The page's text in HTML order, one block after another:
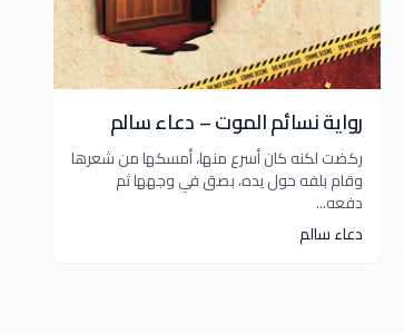
رواية نسائم الموت – دعاء سالم
ركضت لكنه كان أسرع منها، أمسكها من شعرها
وقام بلفه حول يده، بصق في وجهها ثم
دفعه...
دعاء سالم